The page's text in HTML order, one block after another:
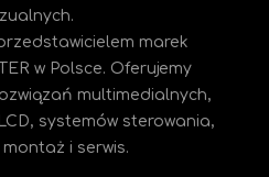
marek
w Polsce. Oferujemy
multimedialnych,
systemów sterowania,
i serwis.